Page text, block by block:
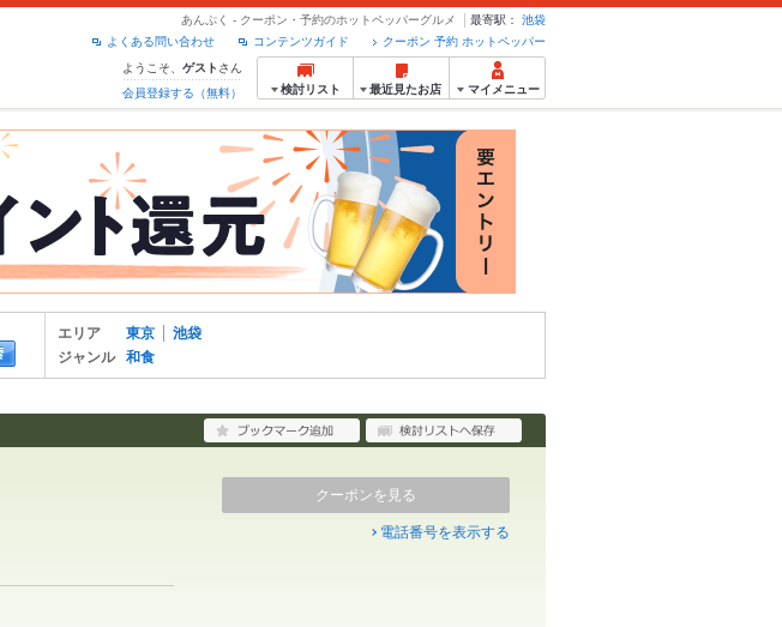
あんぷく - クーポン・予約のホットペッパーグルメ 最寄駅：
池袋
クーポン 予約 ホットペッパー
コンテンツガイド
よくある問い合わせ
ようこそ、 ゲスト さん
会員登録する（無料）
検討リスト 最近見たお店 マイメニュー
エリア 東京
池袋
ジャンル
和食
クーポンを見る
電話番号を表示する